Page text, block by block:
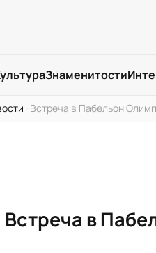
Знаменитости
Встреча в Пабельон
Встреча в